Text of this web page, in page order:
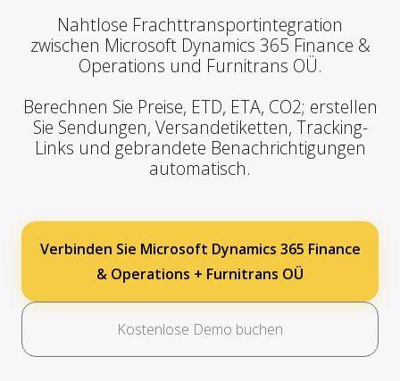
Nahtlose Frachttransportintegration
zwischen Microsoft Dynamics 365 Finance &
Operations und Furnitrans OÜ.
Berechnen Sie Preise, ETD, ETA, CO2; erstellen
Sie Sendungen, Versandetiketten, Tracking-
Links und gebrandete Benachrichtigungen
automatisch.
Verbinden Sie Microsoft Dynamics 365 Finance
& Operations + Furnitrans OÜ
Kostenlose Demo buchen